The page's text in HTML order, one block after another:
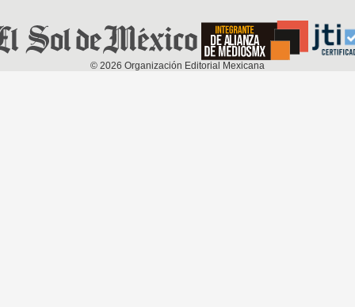
© 2026 Organización Editorial Mexicana